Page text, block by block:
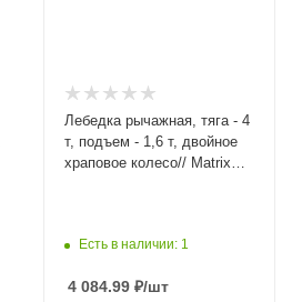
Лебедка рычажная, тяга - 4
т, подъем - 1,6 т, двойное
храповое колесо// Matrix
Есть в наличии: 1
4 084.99 ₽/шт